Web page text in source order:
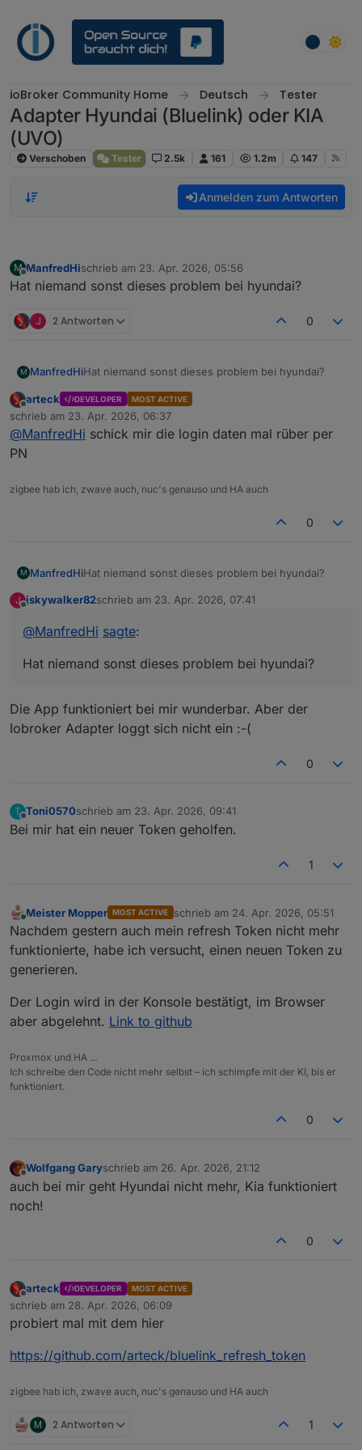
ioBroker Community Home Deutsch Tester
Adapter Hyundai (Bluelink) oder KIA
(UVO)
Verschoben Tester 2.5k 161 1.2m 147
Anmelden zum Antworten
M
Offline
ManfredHischrieb am 23. Apr. 2026, 05:56
zuletzt editiert von
Hat niemand sonst dieses problem bei hyundai?
J 2 Antworten 0
M ManfredHiHat niemand sonst dieses problem bei hyundai?
Offline
arteck DEVELOPER MOST ACTIVE
schrieb am 23. Apr. 2026, 06:37
zuletzt editiert von
@ManfredHi schick mir die login daten mal rüber per
PN
zigbee hab ich, zwave auch, nuc's genauso und HA auch
0
M ManfredHiHat niemand sonst dieses problem bei hyundai?
J jskywalker82schrieb am 23. Apr. 2026, 07:41
zuletzt editiert von
@ManfredHi sagte:
Hat niemand sonst dieses problem bei hyundai?
Die App funktioniert bei mir wunderbar. Aber der
Iobroker Adapter loggt sich nicht ein :-(
0
T
Offline
Toni0570schrieb am 23. Apr. 2026, 09:41
zuletzt editiert von
Bei mir hat ein neuer Token geholfen.
1
Online
Meister Mopper MOST ACTIVE schrieb am 24. Apr. 2026, 05:51
zuletzt editiert von
Nachdem gestern auch mein refresh Token nicht mehr
funktionierte, habe ich versucht, einen neuen Token zu
generieren.
Der Login wird in der Konsole bestätigt, im Browser
aber abgelehnt. Link to github
Proxmox und HA ...
Ich schreibe den Code nicht mehr selbst – ich schimpfe mit der KI, bis er
funktioniert.
0
Offline
Wolfgang Garyschrieb am 26. Apr. 2026, 21:12
zuletzt editiert von
auch bei mir geht Hyundai nicht mehr, Kia funktioniert
noch!
0
Offline
arteck DEVELOPER MOST ACTIVE
schrieb am 28. Apr. 2026, 06:09
zuletzt editiert von
probiert mal mit dem hier
https://github.com/arteck/bluelink_refresh_token
zigbee hab ich, zwave auch, nuc's genauso und HA auch
M 2 Antworten 1